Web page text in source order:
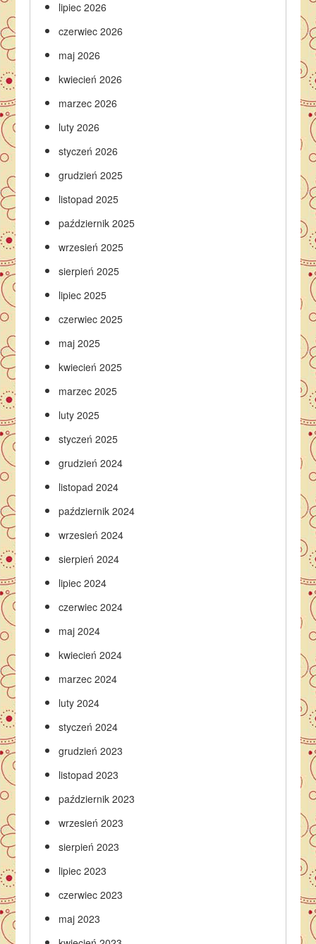
lipiec 2026
czerwiec 2026
maj 2026
kwiecień 2026
marzec 2026
luty 2026
styczeń 2026
grudzień 2025
listopad 2025
październik 2025
wrzesień 2025
sierpień 2025
lipiec 2025
czerwiec 2025
maj 2025
kwiecień 2025
marzec 2025
luty 2025
styczeń 2025
grudzień 2024
listopad 2024
październik 2024
wrzesień 2024
sierpień 2024
lipiec 2024
czerwiec 2024
maj 2024
kwiecień 2024
marzec 2024
luty 2024
styczeń 2024
grudzień 2023
listopad 2023
październik 2023
wrzesień 2023
sierpień 2023
lipiec 2023
czerwiec 2023
maj 2023